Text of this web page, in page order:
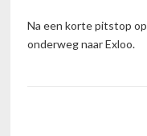
Na een korte pitstop
onderweg naar Exloo.